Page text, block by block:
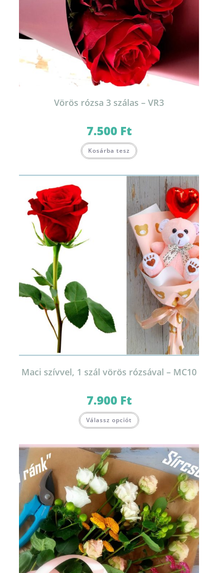
Vörös rózsa 3 szálas – VR3
7.500 Ft
Kosárba tesz
Maci szívvel, 1 szál vörös rózsával – MC10
7.900 Ft
Válassz opciót